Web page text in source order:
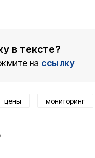
в тексте?
на ссылку
цены мониторинг